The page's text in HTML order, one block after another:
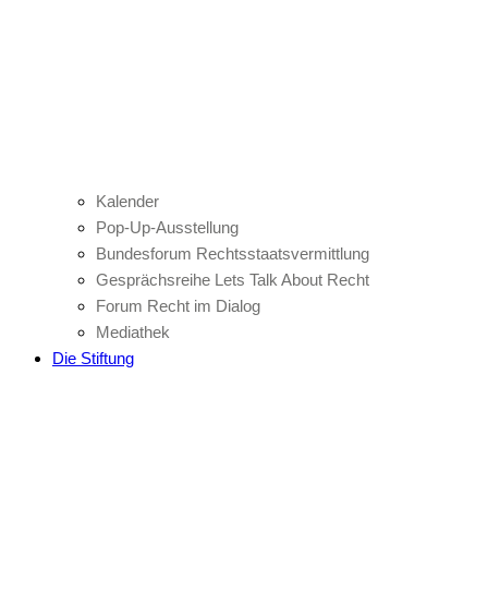
Kalender
Pop-Up-Ausstellung
Bundesforum Rechtsstaatsvermittlung
Gesprächsreihe Lets Talk About Recht
Forum Recht im Dialog
Mediathek
Die Stiftung